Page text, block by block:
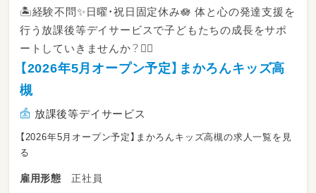
🏝️経験不問✨日曜・祝日固定休み🪷 体と心の発達支援を
行う放課後等デイサービスで子どもたちの成長をサポ
ートしていきませんか？🙆‍♂️
【2026年5月オープン予定】まかろんキッズ高
槻
放課後等デイサービス
【2026年5月オープン予定】まかろんキッズ高槻の求人一覧を見
る
雇用形態
正社員